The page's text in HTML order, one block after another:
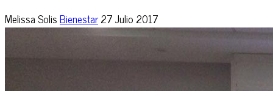
Melissa SolisBienestar27 Julio 2017